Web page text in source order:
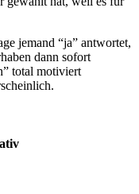
jemand “ja” antwortet,
dann sofort
total motiviert